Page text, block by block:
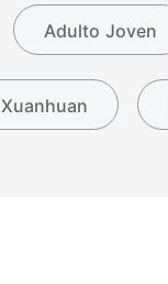
Adulto Joven
Xuanhuan